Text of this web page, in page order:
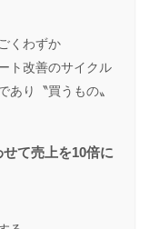
くわずか
ト改善のサイクル
あり〝買うもの〟
て売上を10倍に